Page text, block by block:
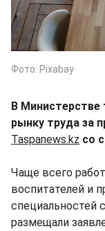
Фото: Pixabay
В Министерстве
рынку труда за
Taspanews.kz со
Чаще всего
воспитателей и
специальностей
размещали